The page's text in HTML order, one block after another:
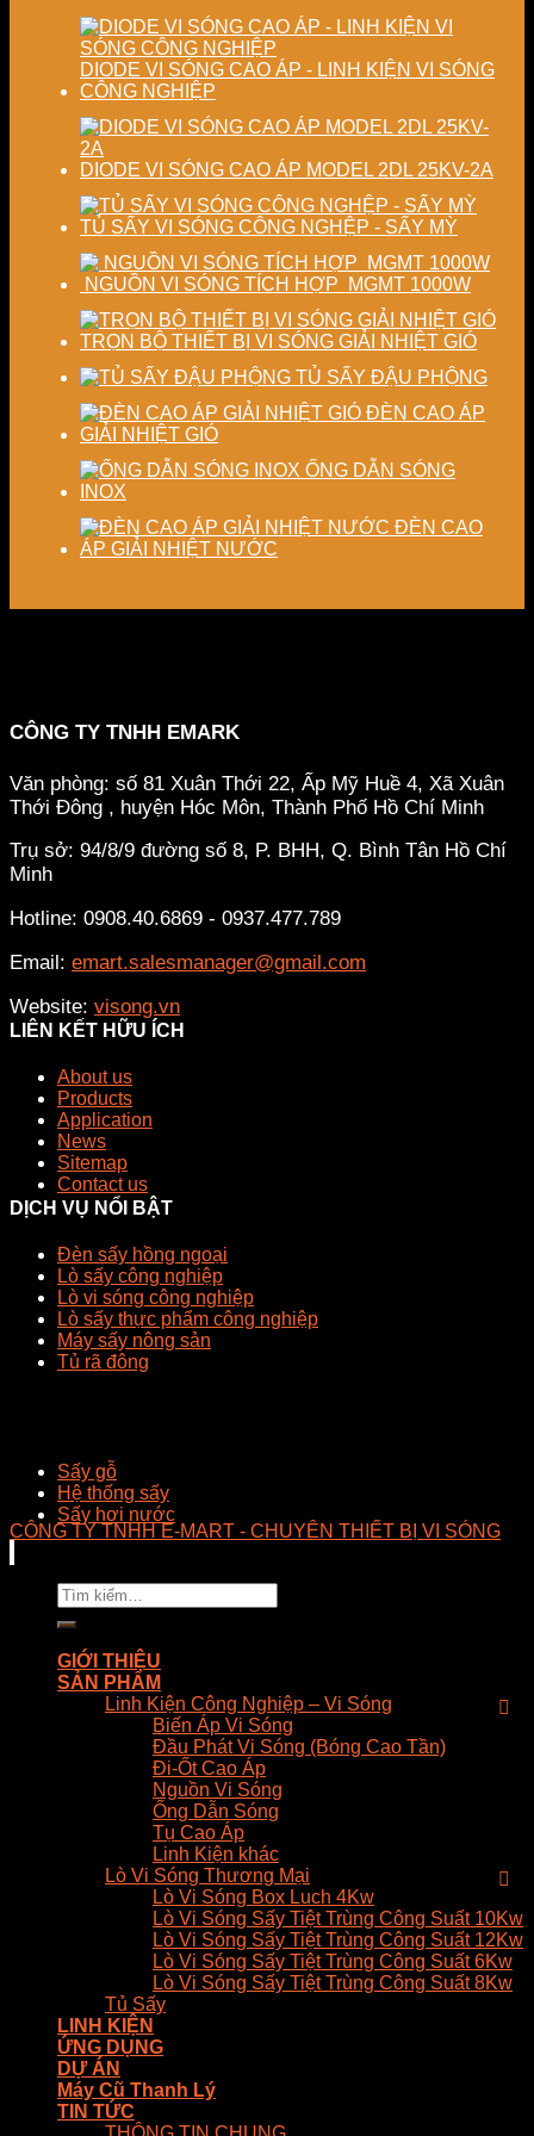
phẩm
nghiệp
DIODE VI SÓNG CAO ÁP - LINH KIỆN VI SÓNG
CÔNG NGHIỆP
DIODE VI SÓNG CAO ÁP MODEL 2DL 25KV-2A
TỦ SẤY VI SÓNG CÔNG NGHỆP - SẤY MỲ
NGUỒN VI SÓNG TÍCH HỢP MGMT 1000W
TRỌN BỘ THIẾT BỊ VI SÓNG GIẢI NHIỆT GIÓ
TỦ SẤY ĐẬU PHỘNG
ĐÈN CAO ÁP
GIẢI NHIỆT GIÓ
ỐNG DẪN SÓNG
INOX
ĐÈN CAO
ÁP GIẢI NHIỆT NƯỚC
CÔNG TY TNHH EMARK
Văn phòng: số 81 Xuân Thới 22, Ấp Mỹ Huề 4, Xã Xuân
Thới Đông , huyện Hóc Môn, Thành Phố Hồ Chí Minh
Trụ sở: 94/8/9 đường số 8, P. BHH, Q. Bình Tân Hồ Chí
Minh
Hotline: 0908.40.6869 - 0937.477.789
Email: emart.salesmanager@gmail.com
Website: visong.vn
LIÊN KẾT HỮU ÍCH
About us
Products
Application
News
Sitemap
Contact us
DỊCH VỤ NỔI BẬT
Đèn sấy hồng ngoại
Lò sấy công nghiệp
Lò vi sóng công nghiệp
Lò sấy thực phẩm công nghiệp
Máy sấy nông sản
Tủ rã đông
Sấy gỗ
Hệ thống sấy
Sấy hơi nước
CÔNG TY TNHH E-MART - CHUYÊN THIẾT BỊ VI SÓNG
Tìm
kiếm:
GIỚI THIỆU
SẢN PHẨM
Linh Kiện Công Nghiệp – Vi Sóng
Biến Áp Vi Sóng
Đầu Phát Vi Sóng (Bóng Cao Tần)
Đi-Ốt Cao Áp
Nguồn Vi Sóng
Ống Dẫn Sóng
Tụ Cao Áp
Linh Kiện khác
Lò Vi Sóng Thương Mại
Lò Vi Sóng Box Luch 4Kw
Lò Vi Sóng Sấy Tiệt Trùng Công Suất 10Kw
Lò Vi Sóng Sấy Tiệt Trùng Công Suất 12Kw
Lò Vi Sóng Sấy Tiệt Trùng Công Suất 6Kw
Lò Vi Sóng Sấy Tiệt Trùng Công Suất 8Kw
Tủ Sấy
LINH KIỆN
ỨNG DỤNG
DỰ ÁN
Máy Cũ Thanh Lý
TIN TỨC